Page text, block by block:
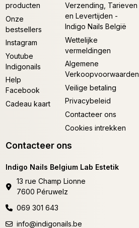
producten
Onze
bestsellers
Instagram
Youtube
Indigonails
Help
Facebook
Cadeau kaart
Verzending, Tarieven
en Levertijden -
Indigo Nails België
Wettelijke
vermeldingen
Algemene
Verkoopvoorwaarden
Veilige betaling
Privacybeleid
Contacteer ons
Cookies intrekken
Contacteer ons
Indigo Nails Belgium Lab Estetik
13 rue Champ Lionne
7600 Péruwelz
069 301 643
info@indigonails.be